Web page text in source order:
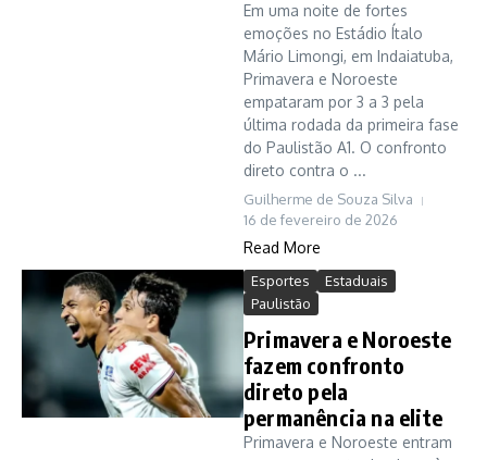
Em uma noite de fortes
emoções no Estádio Ítalo
Mário Limongi, em Indaiatuba,
Primavera e Noroeste
empataram por 3 a 3 pela
última rodada da primeira fase
do Paulistão A1. O confronto
direto contra o ...
Guilherme de Souza Silva
16 de fevereiro de 2026
Read More
Esportes
Estaduais
Paulistão
Primavera e Noroeste
fazem confronto
direto pela
permanência na elite
Primavera e Noroeste entram